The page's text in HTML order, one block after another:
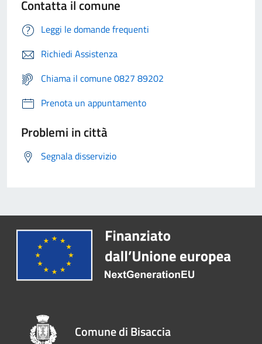
Contatta il comune
Leggi le domande frequenti
Richiedi Assistenza
Chiama il comune 0827 89202
Prenota un appuntamento
Problemi in città
Segnala disservizio
Comune di Bisaccia